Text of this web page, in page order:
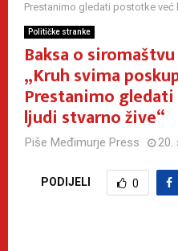
Prestanimo gledati postotke već
Političke stranke
Baksa o
„Kruh svima
Prestanimo
ljudi stvarno žive“
Piše Međimurje Press 20.
PODIJELI 0